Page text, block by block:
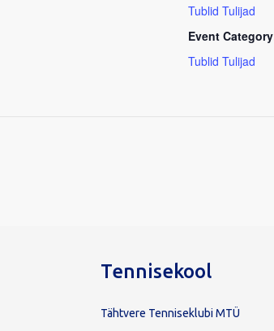
Tublid Tulijad
Event
Tublid Tulijad
Tennisekool
Tähtvere Tenniseklubi MTÜ